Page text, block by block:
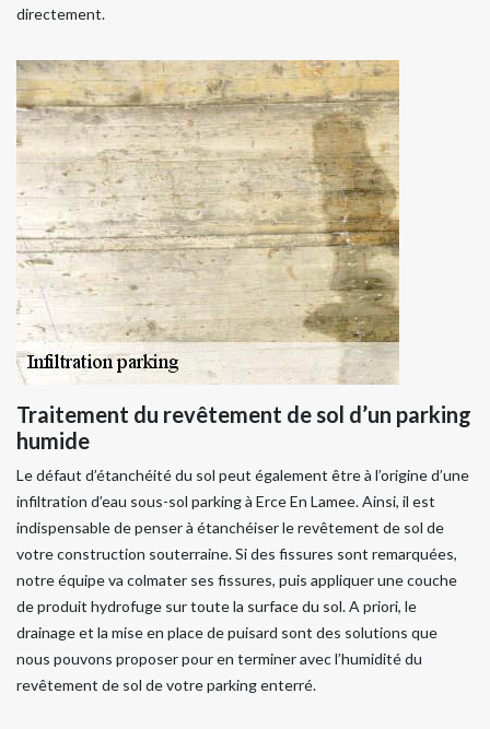
directement.
Traitement du revêtement de sol d’un parking
humide
Le défaut d’étanchéité du sol peut également être à l’origine d’une
infiltration d’eau sous-sol parking à Erce En Lamee. Ainsi, il est
indispensable de penser à étanchéiser le revêtement de sol de
votre construction souterraine. Si des fissures sont remarquées,
notre équipe va colmater ses fissures, puis appliquer une couche
de produit hydrofuge sur toute la surface du sol. A priori, le
drainage et la mise en place de puisard sont des solutions que
nous pouvons proposer pour en terminer avec l’humidité du
revêtement de sol de votre parking enterré.